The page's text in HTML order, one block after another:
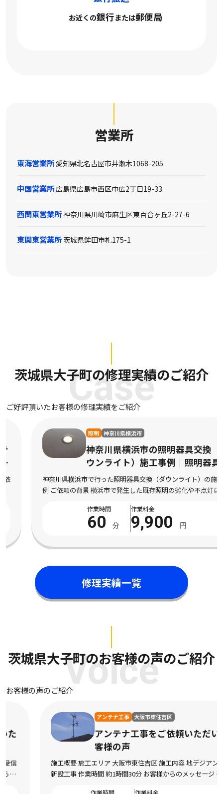
お近くの銀行または郵便局
営業所
東海営業所 愛知県北名古屋市井瀬木1068-205
中国営業所 広島県広島市西区中広2丁目19-33
西関東営業所神奈川県川崎市麻生区東百合ヶ丘2-27-6
東関東営業所茨城県鉾田市札175-1
Case
茨城県大子町の修理実績のご紹介
ご好評頂いたお客様の修理実績をご紹介
照明 神奈川県横浜市
神奈川県横浜市の照明器具交換（ダ
ウンライト）施工事例｜照明器具交
換（ダウンライト）作業
神奈川県横浜市で行った照明器具交換（ダウンライト）の施工事
例 ご依頼の背景 横浜市で発生した既存照明の劣化や不点灯によ
り、既存照明の劣化や不点灯により交換を希望さ […]
分
作業料金
9,900 円
修理実績一覧
Voice
茨城県大子町のお客様の声のご紹介
お客様の声のご紹介
アンテナ工事 大阪市東住吉区
アンテナ工事をご依頼いただいたお
客様の声
施工概要 施工エリア 大阪市東住吉区 施工内容 地デジアンテナの
新設工事 作業時間 約1時間30分 お客様からのメッセージ 引っ越